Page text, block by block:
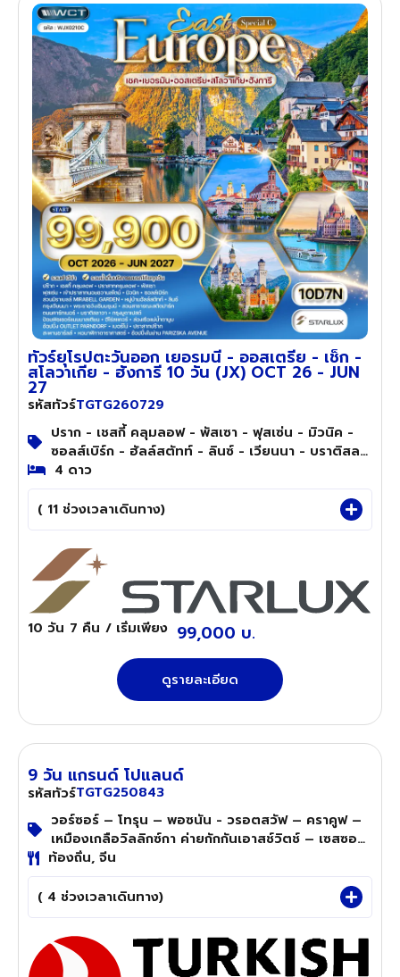
ทัวร์ยุโรปตะวันออก เยอรมนี - ออสเตรีย - เช็ก -
สโลวาเกีย - ฮังการี 10 วัน (JX) OCT 26 - JUN
27
รหัสทัวร์TGTG260729
ปราก - เชสกี้ คลุมลอฟ - พัสเซา - ฟุสเซ่น - มิวนิค -
ซอลส์เบิร์ก - ฮัลล์สตัทท์ - ลินซ์ - เวียนนา - บราติสลา
วา - บูดาเปสต์ - เบอร์โน่
4 ดาว
( 11 ช่วงเวลาเดินทาง)
10 วัน 7 คืน / เริ่มเพียง 99,000 บ.
ดูรายละเอียด
9 วัน แกรนด์ โปแลนด์
รหัสทัวร์TGTG250843
วอร์ซอร์ – โทรุน – พอซนัน - วรอตสวัฟ – คราคูฟ –
เหมืองเกลือวิลลิกซ์กา ค่ายกักกันเอาสช์วิตช์ – เซสซอว์
- ลับบลิน – วอร์ซอว์ – พระราชวังลาเซียนกี้ –
ท้องถิ่น, จีน
( 4 ช่วงเวลาเดินทาง)